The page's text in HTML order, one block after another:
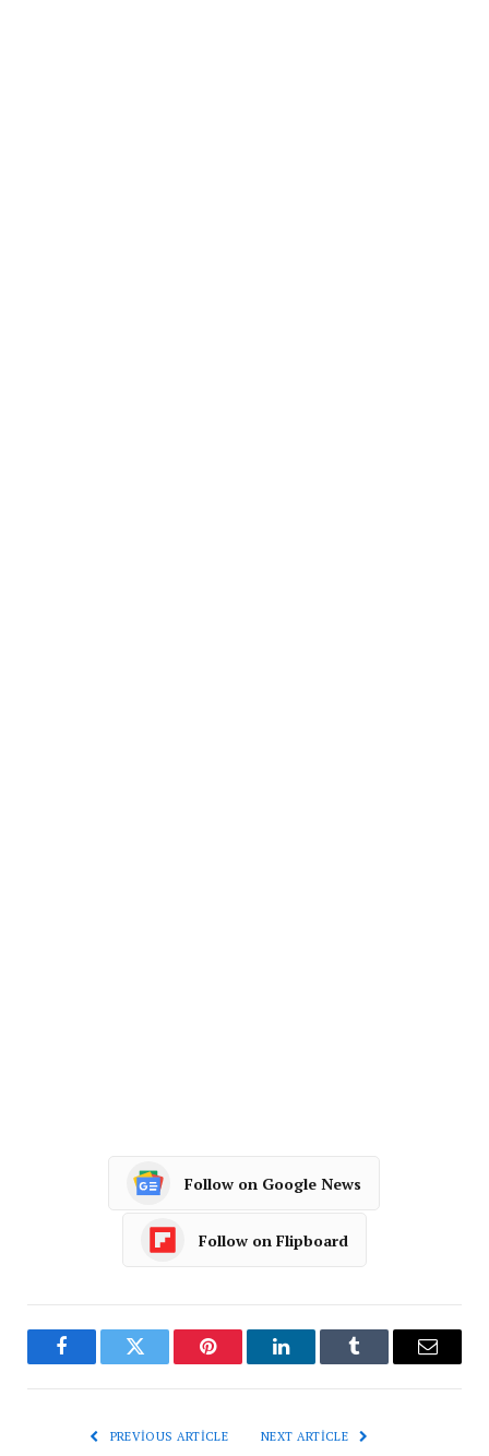
Follow on Google News
Follow on Flipboard
FacebookTwitter Pinterest LinkedInTumblr Email
PREVIOUS ARTICLE NEXT ARTICLE